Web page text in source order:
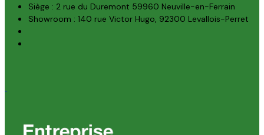
Siège : 2 rue du Duremont 59960 Neuville-en-Ferrain
Showroom : 140 rue Victor Hugo, 92300 Levallois-Perret